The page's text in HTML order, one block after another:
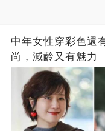
中年女性穿彩色還
尚，減齡又有魅力